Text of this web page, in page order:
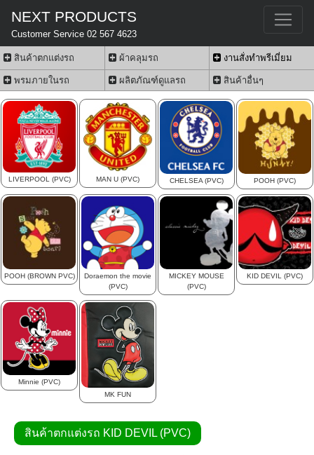
NEXT PRODUCTS
Customer Service 02 567 4623
สินค้าตกแต่งรถ ผ้าคลุมรถ งานสั่งทำพรีเมี่ยม
พรมภายในรถ ผลิตภัณฑ์ดูแลรถ สินค้าอื่นๆ
LIVERPOOL (PVC) MAN U (PVC) CHELSEA (PVC) POOH (PVC)
POOH (BROWN PVC)
Doraemon the movie
(PVC)
MICKEY MOUSE
(PVC)
KID DEVIL (PVC)
Minnie (PVC)
MK FUN
สินค้าตกแต่งรถ KID DEVIL (PVC)